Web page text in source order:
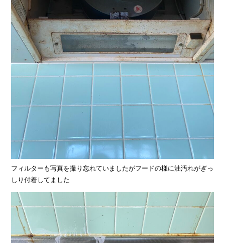
フィルターも写真を撮り忘れていましたがフードの様に油汚れがぎっ
しり付着してました